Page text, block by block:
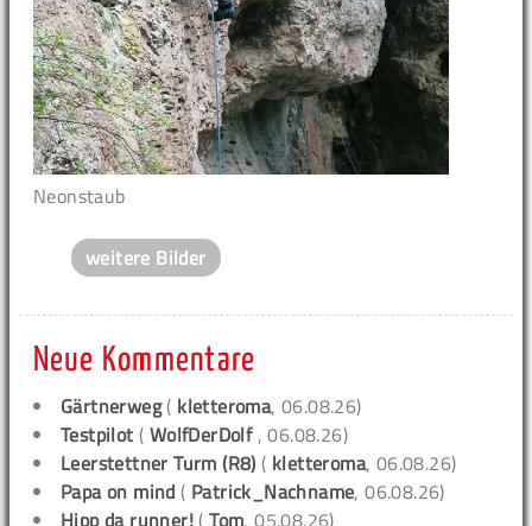
Neonstaub
weitere Bilder
Neue Kommentare
Gärtnerweg( kletteroma, 06.08.26)
Testpilot ( WolfDerDolf , 06.08.26)
Leerstettner Turm (R8) ( kletteroma, 06.08.26)
Papa on mind ( Patrick_Nachname, 06.08.26)
Hipp da runner! (Tom, 05.08.26)